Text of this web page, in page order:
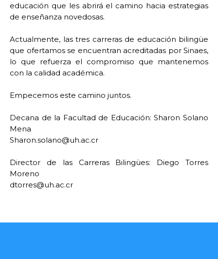
educación que les abrirá el camino hacia estrategias
de enseñanza novedosas.
Actualmente, las tres carreras de educación bilingüe
que ofertamos se encuentran acreditadas por Sinaes,
lo que refuerza el compromiso que mantenemos
con la calidad académica.
Empecemos este camino juntos.
Decana de la Facultad de Educación: Sharon Solano
Mena
Sharon.solano@uh.ac.cr
Director de las Carreras Bilingües: Diego Torres
Moreno
dtorres@uh.ac.cr